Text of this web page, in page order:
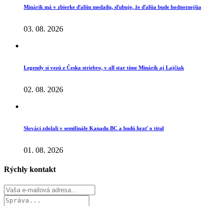
Minárik má v zbierke ďalšiu medailu, sľubuje, že ďalšia bude hodnotnejšia
03. 08. 2026
Legendy si vezú z Česka striebro, v all star tíme Minárik aj Lajčiak
02. 08. 2026
Slováci zdolali v semifinále Kanadu BC a budú hrať o titul
01. 08. 2026
Rýchly kontakt